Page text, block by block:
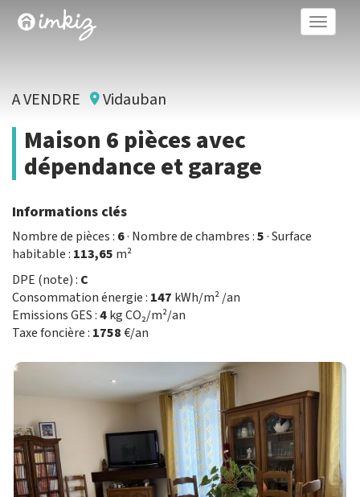
Toggle
A VENDRE Vidauban
Maison 6 pièces avec
dépendance et garage
Informations clés
Nombre de pièces : 6· Nombre de chambres :5· Surface
habitable : 113,65 m²
DPE (note) : C
Consommation énergie : 147 kWh/m² /an
Emissions GES :4kg CO₂/m²/an
Taxe foncière : 1758€/an